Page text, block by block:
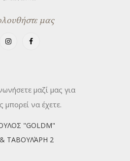
μας
μαζί μας για
μπορεί να έχετε.
"GOLDM"
ΤΑΒΟΥΛΆΡΗ 2